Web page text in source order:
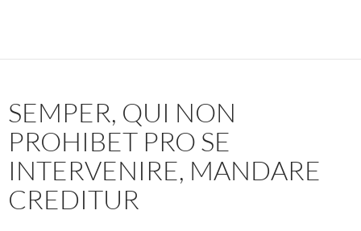
SEMPER, QUI NON
PROHIBET PRO SE
INTERVENIRE, MANDARE
CREDITUR